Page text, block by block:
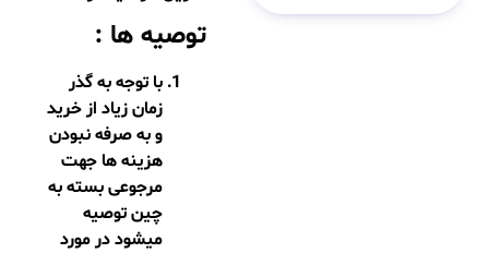
توصیه ها :
با توجه به گذر
زمان زیاد از خرید
و به صرفه نبودن
هزینه ها جهت
مرجوعی بسته به
چین توصیه
میشود در مورد